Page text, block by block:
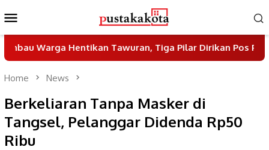
to
contentMenu
Hentikan Tawuran, Tiga Pilar Dirikan Pos Pantau di
Home News
Berkeliaran Tanpa Masker di
Tangsel, Pelanggar Didenda Rp50
Ribu